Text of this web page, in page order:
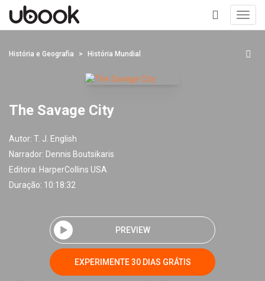
+
História e Geografia História Mundial
The Savage City
Autor: T. J. English
Narrador: Dennis Boutsikaris
Editora: HarperCollins USA
Duração: 10:18:32
PREVIEW
EXPERIMENTE 30 DIAS GRÁTIS